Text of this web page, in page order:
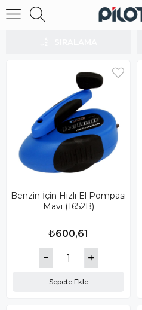
Benzin İçin Hızlı El Pompası
Mavi (1652B)
₺600,61
Sepete Ekle